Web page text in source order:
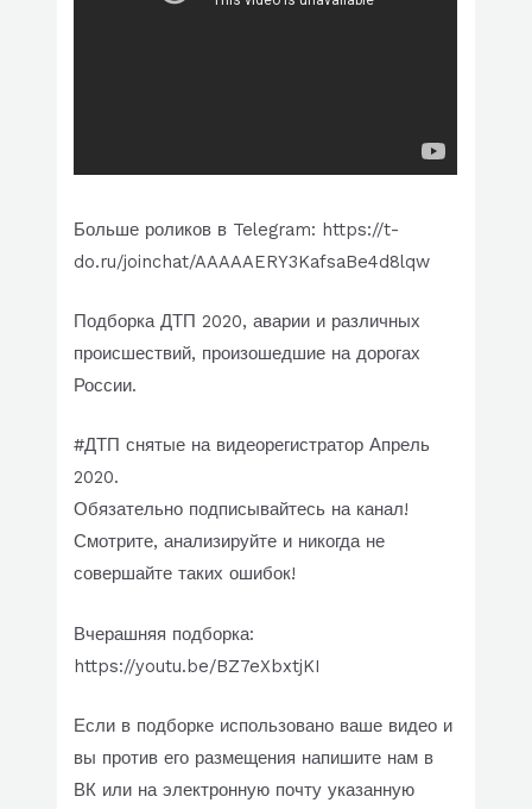
Больше роликов в Telegram: https://t-
do.ru/joinchat/AAAAAERY3KafsaBe4d8lqw
Подборка ДТП 2020, аварии и различных
происшествий, произошедшие на дорогах
России.
#ДТП снятые на видеорегистратор Апрель
2020.
Обязательно подписывайтесь на канал!
Смотрите, анализируйте и никогда не
совершайте таких ошибок!
Вчерашняя подборка:
https://youtu.be/BZ7eXbxtjKI
Если в подборке использовано ваше видео и
вы против его размещения напишите нам в
ВК или на электронную почту указанную